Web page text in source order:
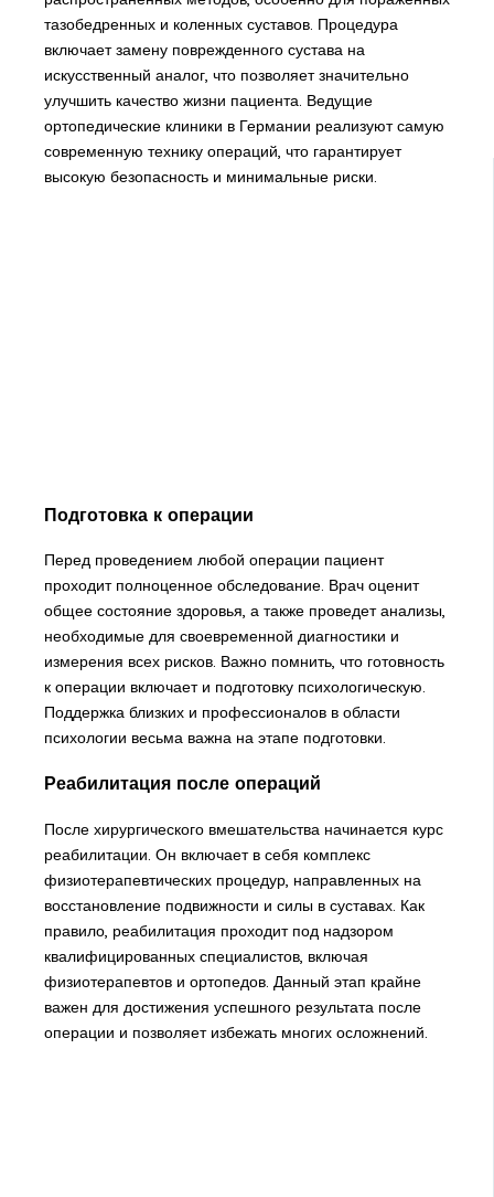
тазобедренных и коленных суставов. Процедура
включает замену поврежденного сустава на
искусственный аналог, что позволяет значительно
улучшить качество жизни пациента. Ведущие
ортопедические клиники в Германии реализуют самую
современную технику операций, что гарантирует
высокую безопасность и минимальные риски.
Подготовка к операции
Перед проведением любой операции пациент
проходит полноценное обследование. Врач оценит
общее состояние здоровья, а также проведет анализы,
необходимые для своевременной диагностики и
измерения всех рисков. Важно помнить, что готовность
к операции включает и подготовку психологическую.
Поддержка близких и профессионалов в области
психологии весьма важна на этапе подготовки.
Реабилитация после операций
После хирургического вмешательства начинается курс
реабилитации. Он включает в себя комплекс
физиотерапевтических процедур, направленных на
восстановление подвижности и силы в суставах. Как
правило, реабилитация проходит под надзором
квалифицированных специалистов, включая
физиотерапевтов и ортопедов. Данный этап крайне
важен для достижения успешного результата после
операции и позволяет избежать многих осложнений.